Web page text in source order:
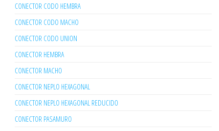
CONECTOR CODO HEMBRA
CONECTOR CODO MACHO
CONECTOR CODO UNION
CONECTOR HEMBRA
CONECTOR MACHO
CONECTOR NEPLO HEXAGONAL
CONECTOR NEPLO HEXAGONAL REDUCIDO
CONECTOR PASAMURO